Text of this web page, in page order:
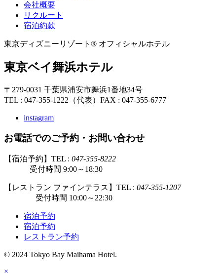
会社概要
リクルート
宿泊約款
東京ディズニーリゾート® オフィシャルホテル
東京ベイ舞浜ホテル
〒279-0031 千葉県浦安市舞浜1番地34号
TEL : 047-355-1222（代表） FAX : 047-355-6777
instagram
お電話でのご予約・お問い合わせ
【宿泊予約】TEL : 047-355-8222
受付時間 9:00～18:30
【レストラン ファインテラス】TEL : 047-355-1207
受付時間 10:00～22:30
宿泊予約
宿泊予約
レストラン予約
© 2024 Tokyo Bay Maihama Hotel.
×